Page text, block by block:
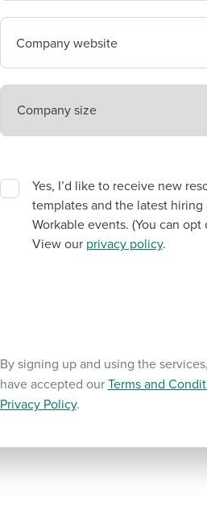
Company website
Yes, I’d like to receive new
templates and the latest
Workable events. (You can opt
View our privacy policy.
By signing up and using the
have accepted our Terms and
Privacy Policy.